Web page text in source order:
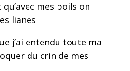
qu’avec mes poils on
lianes
j’ai entendu toute ma
du crin de mes